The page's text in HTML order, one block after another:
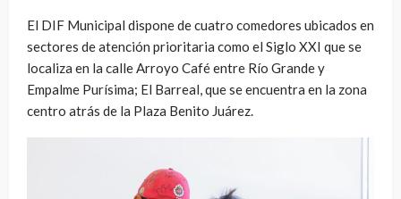
El DIF Municipal dispone de cuatro comedores ubicados en
sectores de atención prioritaria como el Siglo XXI que se
localiza en la calle Arroyo Café entre Río Grande y
Empalme Purísima; El Barreal, que se encuentra en la zona
centro atrás de la Plaza Benito Juárez.